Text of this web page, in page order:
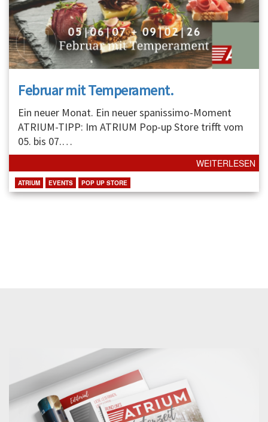
Februar mit Temperament.
Ein neuer Monat. Ein neuer spanissimo-Moment
ATRIUM-TIPP: Im ATRIUM Pop-up Store trifft vom
05. bis 07.…
WEITERLESEN
ATRIUM EVENTS POP UP STORE